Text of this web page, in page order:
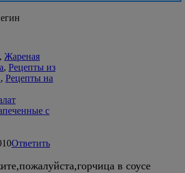
, Жареная
, Рецепты из
, Рецепты на
с
Ответить
в соусе